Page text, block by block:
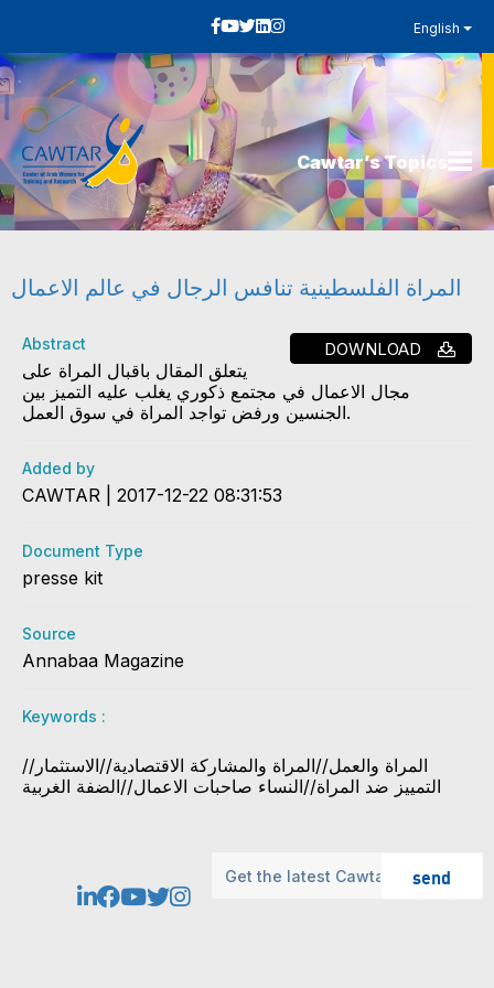
English
Cawtar’s Topics
المراة الفلسطينية تنافس الرجال في عالم الاعمال
DOWNLOAD
Abstract
يتعلق المقال باقبال المراة على
مجال الاعمال في مجتمع ذكوري يغلب عليه التميز بين
الجنسين ورفض تواجد المراة في سوق العمل.
Added by
CAWTAR | 2017-12-22 08:31:53
Document Type
presse kit
Source
Annabaa Magazine
Keywords :
المراة والعمل//المراة والمشاركة الاقتصادية//الاستثمار//
التمييز ضد المراة//النساء صاحبات الاعمال//الضفة الغربية
send